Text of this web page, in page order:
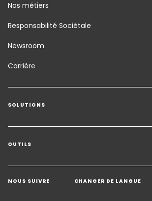
Nos métiers
Responsabilité Sociétale
Newsroom
Carrière
SOLUTIONS
Transport de marchandises
Solutions de Fret
Entreposage - Logistique à valeur ajoutée
Secteurs d'activité
OUTILS
Demander un devis
Contacter un expert
NOUS SUIVRE CHANGER DE LANGUE